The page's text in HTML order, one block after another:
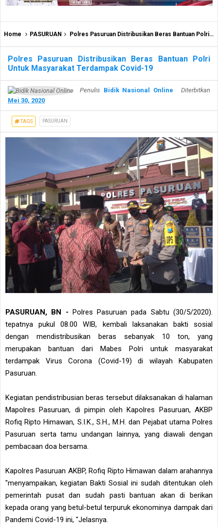
Home PASURUAN Polres Pasuruan Distribusikan Beras Bantuan Polri Untuk Masyarakat Terdampak Covid-19
Polres Pasuruan Distribusikan Beras Bantuan Polri
Untuk Masyarakat Terdampak Covid-19
Penulis Bidik Nasional Online
Diterbitkan
Mei 30, 2020
TAGS PASURUAN
PASURUAN, BN -
Polres Pasuruan pada Sabtu (30/5/2020).
tepatnya pukul 08.00 WIB, kembali laksanakan bakti sosial
dengan mendistribusikan beras sebanyak 10 ton, yang
merupakan bantuan dari Mabes Polri untuk masyarakat
terdampak Virus Corona (Covid-19) di wilayah Kabupaten
Pasuruan.
Kegiatan pendistribusian beras tersebut dilaksanakan di halaman
Mapolres Pasuruan, di pimpin oleh Kapolres Pasuruan, AKBP
Rofiq Ripto Himawan, S.I.K., S.H., M.H. dan Pejabat utama Polres
Pasuruan serta tamu undangan lainnya, yang diawali dengan
pembacaan doa bersama.
Kapolres Pasuruan AKBP, Rofiq Ripto Himawan dalam arahannya
"menyampaikan, kegiatan Bakti Sosial ini sudah ditentukan oleh
pemerintah pusat dan sudah pasti bantuan akan di berikan
kepada orang yang betul-betul terpuruk ekonominya dampak dari
Pandemi Covid-19 ini, "Jelasnya.